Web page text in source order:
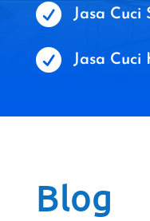
 Jasa Cuci
 Jasa Cuci
Blog